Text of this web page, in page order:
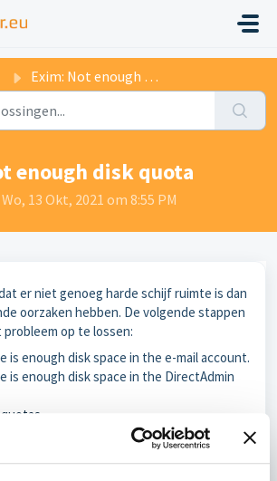
Exim: Not enough disk quota
enough disk quota
13 Okt, 2021 om 8:55 PM
er niet genoeg harde schijf ruimte is dan
oorzaken hebben. De volgende stappen
op te lossen:
is enough disk space in the e-mail account.
is enough disk space in the DirectAdmin